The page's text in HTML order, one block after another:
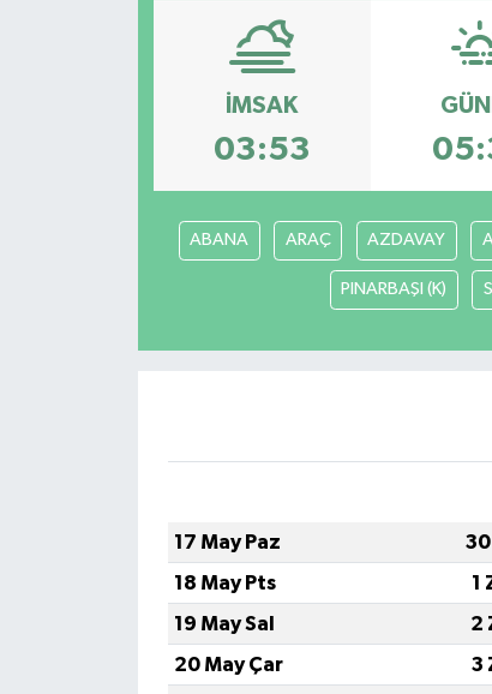
İMSAK
03:53
ABANA ARAÇ AZDAVAY
PINARBAŞI (K)
17 May Paz
18 May Pts
1
19 May Sal
2
20 May Çar
3
MAGAZİN